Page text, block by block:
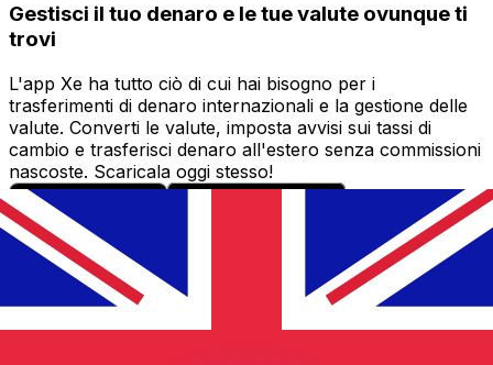
Gestisci il tuo denaro e le tue valute ovunque ti
trovi
L'app Xe ha tutto ciò di cui hai bisogno per i
trasferimenti di denaro internazionali e la gestione delle
valute. Converti le valute, imposta avvisi sui tassi di
cambio e trasferisci denaro all'estero senza commissioni
nascoste. Scaricala oggi stesso!